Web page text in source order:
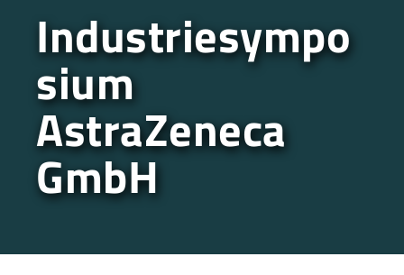
Industriesympo
sium
AstraZeneca
GmbH